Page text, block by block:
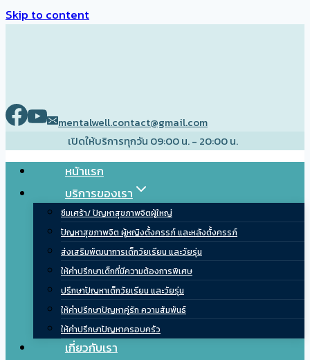
Skip to content
mentalwell.contact@gmail.com
เปิดให้บริการทุกวัน 09:00 น. - 20:00 น.
หน้าแรก
บริการของเรา
ซึมเศร้า/ ปัญหาสุขภาพจิตผู้ใหญ่
ปัญหาสุขภาพจิต ผู้หญิงตั้งครรภ์ และหลังตั้งครรภ์
ส่งเสริมพัฒนาการเด็กวัยเรียน และวัยรุ่น
ให้คำปรึกษาเด็กที่มีความต้องการพิเศษ
ปรึกษาปัญหาเด็กวัยเรียน และวัยรุ่น
ให้คำปรึกษาปัญหาคู่รัก ความสัมพันธ์
ให้คำปรึกษาปัญหาครอบครัว
เกี่ยวกับเรา